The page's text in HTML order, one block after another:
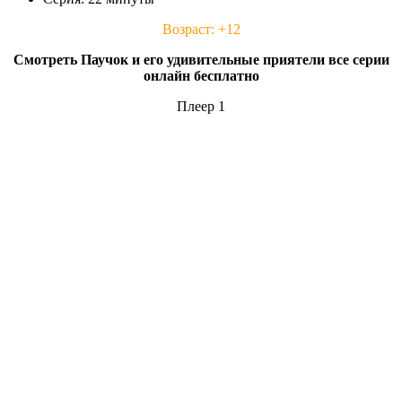
Возраст: +12
Смотреть Паучок и его удивительные приятели все серии
онлайн бесплатно
Плеер 1